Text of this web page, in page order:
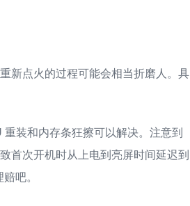
新点火的过程可能会相当折磨人。具
装和内存条狂擦可以解决。注意到
首次开机时从上电到亮屏时间延迟到
吧。